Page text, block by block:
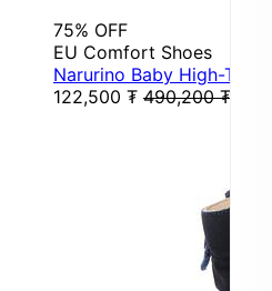
75% OFF
EU Comfort Shoes
Narurino Baby High-Top
122,500 ₮ 490,200 ₮